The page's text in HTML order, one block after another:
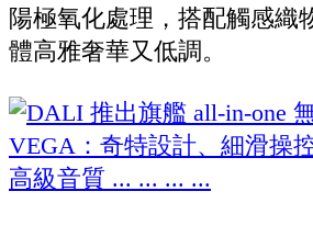
陽極氧化處理，搭配觸感織
體高雅奢華又低調。